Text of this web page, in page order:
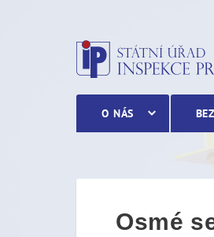
Osmé setkání
O NÁS
Osmé